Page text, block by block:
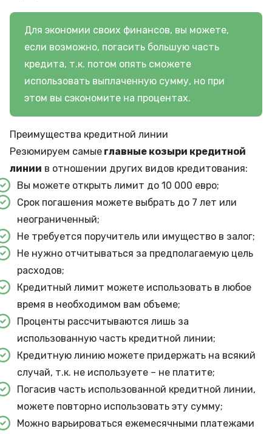
Для экономии своих финансов, вы можете,
если возможно, погасить большую часть
кредита, т.к. потом опять сможете
использовать выплаченную сумму, но при
этом вы сэкономите на процентах.
Преимущества кредитной линии
Резюмируем самые главные козыри кредитной
линии в отношении других видов кредитования:
Вы можете открыть лимит до 10 000 евро;
Срок погашения можете выбрать до 7 лет или
неограниченный;
Не требуется поручитель или имущество в залог;
Не нужно отчитываться за предполагаемую цель
расходов;
Кредитный лимит можете использовать в любое
время в необходимом вам объеме;
Проценты рассчитываются лишь за
использованную часть кредитной линии;
Кредитную линию можете придержать на всякий
случай, т.к. не используете – не платите;
Погасив часть использованной кредитной линии,
можете повторно использовать эту сумму;
Можно варьироваться ежемесячными платежами